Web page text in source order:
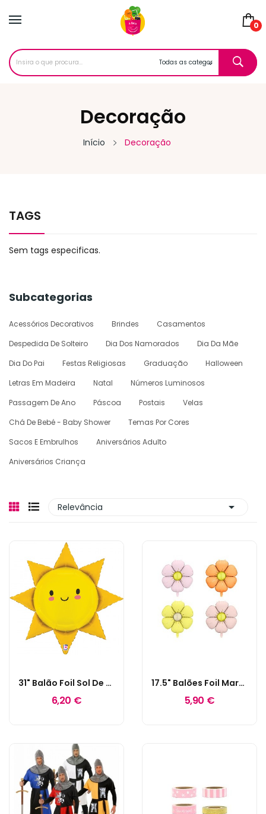
0
Decoração
Início Decoração
TAGS
Sem tags especificas.
Subcategorias
Acessórios Decorativos Brindes
Casamentos
Despedida De Solteiro
Dia Dos Namorados
Dia Da Mãe
Dia Do Pai
Festas Religiosas Graduação
Halloween
Letras Em Madeira
Natal
Números Luminosos
Passagem De Ano
Páscoa Postais
Velas
Chá De Bebé - Baby Shower
Temas Por Cores
Sacos E Embrulhos
Aniversários Adulto
Aniversários Criança
Relevância 
31" Balão Foil Sol De Verão
6,20 €
17.5" Balões Foil Margaridas Cores Pastel
5,90 €